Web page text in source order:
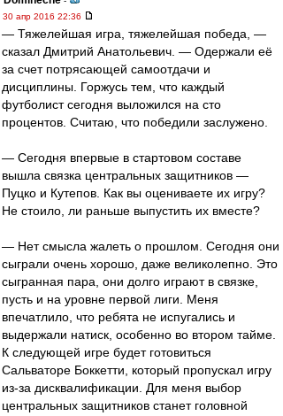
30 апр 2016 22:36
— Тяжелейшая игра, тяжелейшая победа, —
сказал Дмитрий Анатольевич. — Одержали её
за счет потрясающей самоотдачи и
дисциплины. Горжусь тем, что каждый
футболист сегодня выложился на сто
процентов. Считаю, что победили заслужено.
— Сегодня впервые в стартовом составе
вышла связка центральных защитников —
Пуцко и Кутепов. Как вы оцениваете их игру?
Не стоило, ли раньше выпустить их вместе?
— Нет смысла жалеть о прошлом. Сегодня они
сыграли очень хорошо, даже великолепно. Это
сыгранная пара, они долго играют в связке,
пусть и на уровне первой лиги. Меня
впечатлило, что ребята не испугались и
выдержали натиск, особенно во втором тайме.
К следующей игре будет готовиться
Сальваторе Боккетти, который пропускал игру
из-за дисквалификации. Для меня выбор
центральных защитников станет головной